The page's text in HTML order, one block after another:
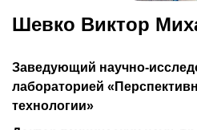
Шевко Виктор
Заведующий научно-
лабораторией
технологии»